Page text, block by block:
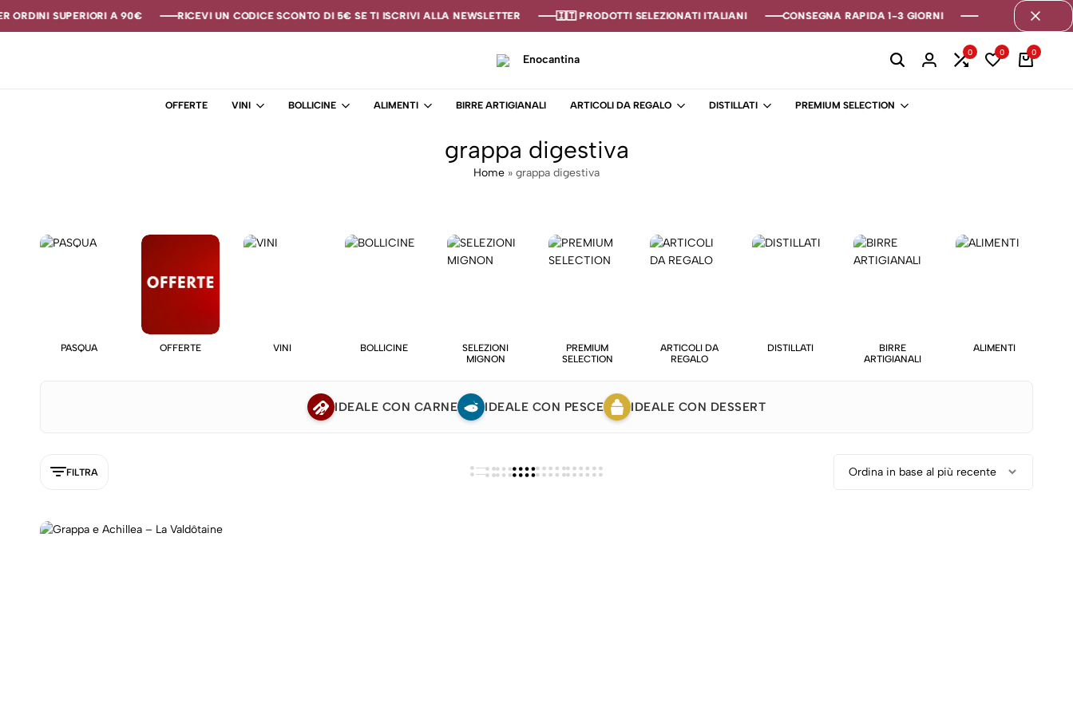
ORDINI SUPERIORI A 90€ RICEVI UN CODICE SCONTO DI 5€ SE TI ISCRIVI ALLA NEWSLETTER 🇮🇹 PRODOTTI SELEZIONATI ITALIANI CONSEGNA RAPIDA 1-3 GIORNI
ORDINI SUPERIORI A 90€ RICEVI UN CODICE SCONTO DI 5€ SE TI ISCRIVI ALLA NEWSLETTER 🇮🇹 PRODOTTI SELEZIONATI ITALIANI CONSEGNA RAPIDA 1-3 GIORNI
ORDINI SUPERIORI A 90€ RICEVI UN CODICE SCONTO DI 5€ SE TI ISCRIVI ALLA NEWSLETTER 🇮🇹 PRODOTTI SELEZIONATI ITALIANI CONSEGNA RAPIDA 1-3 GIORNI
cantina
–
Enoteca
0 0 0
OFFERTE VINI BOLLICINE ALIMENTI BIRRE ARTIGIANALI ARTICOLI DA REGALO DISTILLATI PREMIUM SELECTION
grappa digestiva
Home » grappa digestiva
PASQUA OFFERTE VINI BOLLICINE
SELEZIONI
MIGNON
PREMIUM
SELECTION
ARTICOLI DA
REGALO
DISTILLATI
BIRRE
ARTIGIANALI
ALIMENTI
IDEALE CON CARNE IDEALE CON PESCE IDEALE CON DESSERT
FILTRA